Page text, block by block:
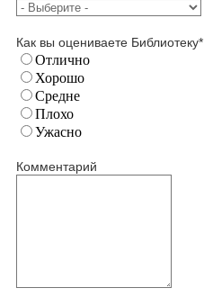
Как вы оцениваете Библиотеку*
Отлично
Хорошо
Средне
Плохо
Ужасно
Комментарий